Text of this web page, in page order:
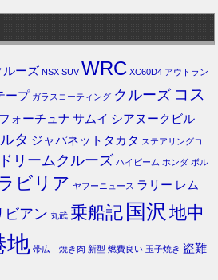
ルーズ NSX SUV WRC XC60D4 アウトラン
ープ ガラスコーティング クルーズ コス
ォーチュナ サムイ シアヌークビル
タ ジャパネットタカタ ステアリングコ
ドリームクルーズ ハイビーム ホンダ ボル
ビリア ヤフーニュース ラリー レム
ビアン 丸武 乗船記 国沢 地中
地 帯広 焼き肉 新型 燃費良い 玉子焼き 盗難